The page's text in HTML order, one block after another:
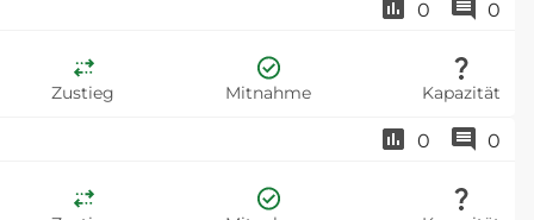
0 0
Zustieg
Mitnahme Kapazität
0 0